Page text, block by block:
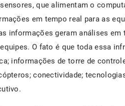
que alimentam o
em tempo real para as
informações geram análises
O fato é que toda essa
informações de torre de
conectividade;